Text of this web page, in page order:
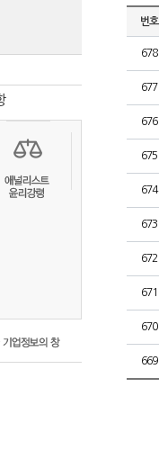
번호
678
677
676
675
674
673
672
671
670
669